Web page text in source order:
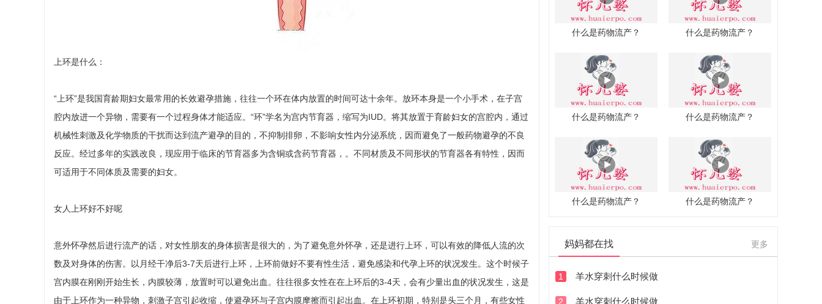
上环是什么：
“上环”是我国育龄期妇女最常用的长效避孕措施，往往一个环在体内放置的时间可达十余年。放环本身是一个小手术，在子宫
腔内放进一个异物，需要有一个过程身体才能适应。“环”学名为宫内节育器，缩写为IUD。将其放置于育龄妇女的宫腔内，通过
机械性刺激及化学物质的干扰而达到流产避孕的目的，不抑制排卵，不影响女性内分泌系统，因而避免了一般药物避孕的不良
反应。经过多年的实践改良，现应用于临床的节育器多为含铜或含药节育器，。不同材质及不同形状的节育器各有特性，因而
可适用于不同体质及需要的妇女。
女人上环好不好呢
意外怀孕然后进行流产的话，对女性朋友的身体损害是很大的，为了避免意外怀孕，还是进行上环，可以有效的降低人流的次
数及对身体的伤害。以月经干净后3-7天后进行上环，上环前做好不要有性生活，避免感染和代孕上环的状况发生。这个时候子
宫内膜在刚刚开始生长，内膜较薄，放置时可以避免出血。往往很多女性在在上环后的3-4天，会有少量出血的状况发生，这是
由于上环作为一种异物，刺激子宫引起收缩，使避孕环与子宫内膜摩擦而引起出血。在上环初期，特别是头三个月，有些女性
什么是药物流产？ 什么是药物流产？
什么是药物流产？ 什么是药物流产？
什么是药物流产？ 什么是药物流产？
更多
妈妈都在找
羊水穿刺什么时候做
1
羊水穿刺什么时候做
2